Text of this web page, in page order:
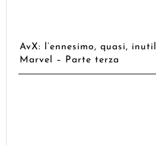
AvX: l’ennesimo, quasi,
Marvel – Parte terza